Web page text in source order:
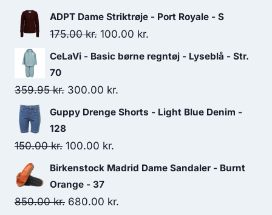
ADPT Dame Striktrøje - Port Royale - S
175.00kr. Original
price
175.00 kr..
100.00 kr.
price
CeLaVi - Basic børne regntøj - Lyseblå - Str.
70
359.95kr. Original
price
359.95 kr..
300.00 kr.
price
Guppy Drenge Shorts - Light Blue Denim -
128
150.00kr. Original
price
was:
150.00 kr..
100.00 kr.
price
100.00 kr..
Birkenstock Madrid Dame Sandaler - Burnt
Orange - 37
850.00kr. Original
680.00 kr.